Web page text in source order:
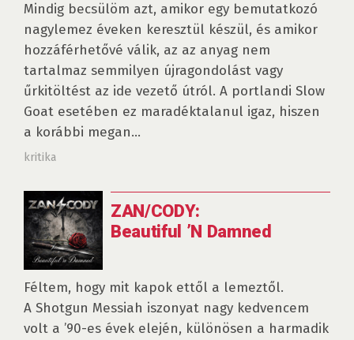
Mindig becsülöm azt, amikor egy bemutatkozó
nagylemez éveken keresztül készül, és amikor
hozzáférhetővé válik, az az anyag nem
tartalmaz semmilyen újragondolást vagy
űrkitöltést az ide vezető útról. A portlandi Slow
Goat esetében ez maradéktalanul igaz, hiszen
a korábbi megan...
kritika
ZAN/CODY:
Beautiful ’N Damned
Féltem, hogy mit kapok ettől a lemeztől.
A Shotgun Messiah iszonyat nagy kedvencem
volt a ’90-es évek elején, különösen a harmadik